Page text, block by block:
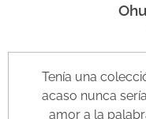
Tenía una
acaso nunca
amor a la